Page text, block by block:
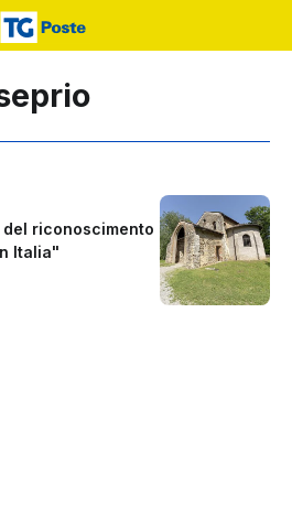
riconoscimento
Italia"